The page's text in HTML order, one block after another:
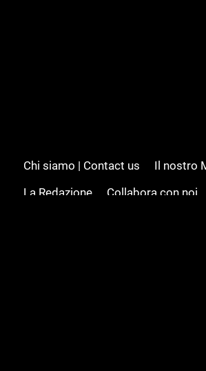
Chi siamo | Contact us
Il nostro
La Redazione
Collabora con noi